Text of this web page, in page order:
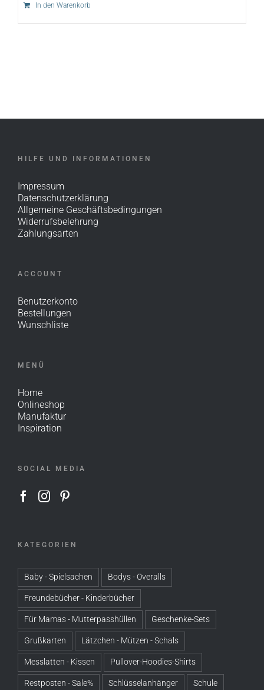
In den Warenkorb
HILFE UND INFORMATIONEN
Impressum
Datenschutzerklärung
Allgemeine Geschäftsbedingungen
Widerrufsbelehrung
Zahlungsarten
ACCOUNT
Benutzerkonto
Bestellungen
Wunschliste
MENÜ
Home
Onlineshop
Manufaktur
Inspiration
SOCIAL MEDIA
KATEGORIEN
Baby - Spielsachen Bodys - Overalls
Freundebücher - Kinderbücher
Für Mamas - Mutterpasshüllen Geschenke-Sets
Grußkarten Lätzchen - Mützen - Schals
Messlatten - Kissen Pullover-Hoodies-Shirts
Restposten - Sale% Schlüsselanhänger Schule